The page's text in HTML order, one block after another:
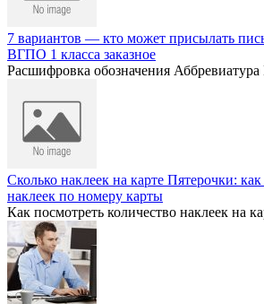
7 вариантов — кто может присылать
ВГПО 1 класса заказное
Расшифровка обозначения
Сколько наклеек на карте Пятерочки: как
наклеек по номеру карты
Как посмотреть количество наклеек на